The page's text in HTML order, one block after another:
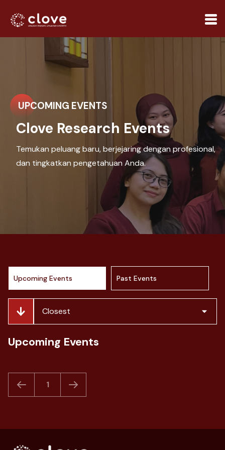
UPCOMING EVENTS
Clove Research Events
Temukan peluang baru, berjejaring dengan profesional,
dan tingkatkan pengetahuan Anda.
Upcoming Events Past Events
Closest
Upcoming Events
1